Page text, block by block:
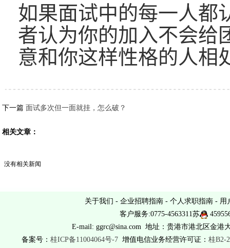
如果面试中的每一人都
者认为你的加入不会给
意和你这样性格的人相
下一篇 面试多次但一面就挂，怎么破？
相关文章：
没有相关新闻
关于我们 - 企业招聘指南 - 个人求职指南 - 用
客户服务:0775-4563311苏
E-mail: ggrc@sina.com 地址：贵港市港北区金港
备案号： 桂ICP备11004064号-7增值电信业务经营许可证： 桂B2-